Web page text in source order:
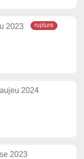
2023
2024
2023